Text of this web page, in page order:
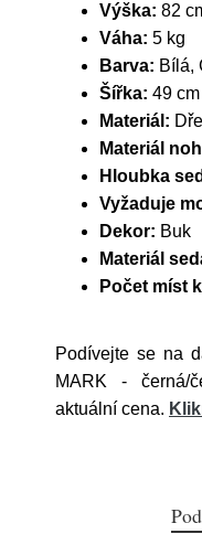
Výška: 82
Váha: 5 kg
Barva: Bílá,
Šířka: 49 cm
Materiál:
Materiál
Hloubka
Vyžaduje
Dekor: Buk
Materiál
Počet míst
Podívejte se na
MARK - černá/
aktuální cena.